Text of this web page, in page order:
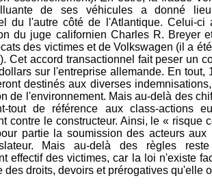
de ses véhicules a donné
du l'autre côté de l'Atlantique. Celui-ci
du juge californien Charles R. Breyer
des victimes et de Volkswagen (il a
Cet accord transactionnel fait peser un
sur l'entreprise allemande. En tout,
destinés aux diverses
de l'environnement. Mais au-delà des
tout de référence aux class-actions
contre le constructeur. Ainsi, le « risque
partie la soumission des acteurs aux
Mais au-delà des règles
effectif des victimes, car la loi n'existe
des droits, devoirs et prérogatives qu'elle